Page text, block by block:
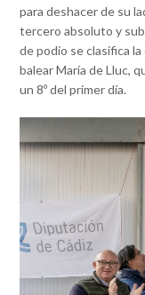
para deshacer de su
tercero absoluto y
de podio se clasifica
balear María de Lluc,
un 8º del primer día.